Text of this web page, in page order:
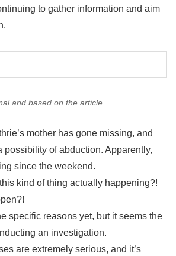
to gather information and aim
and based on the article.
mother has gone missing, and
possibility of abduction. Apparently,
since the weekend.
kind of thing actually happening?!
specific reasons yet, but it seems the
an investigation.
are extremely serious, and it’s